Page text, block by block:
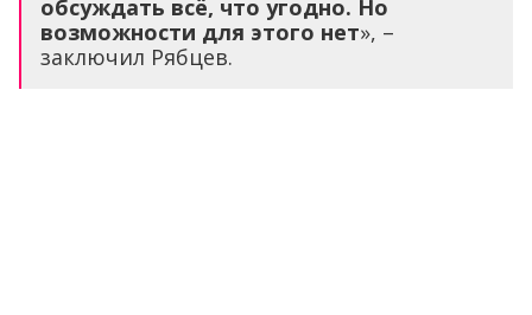
обсуждать всё, что угодно. Но
возможности для этого нет», –
заключил Рябцев.